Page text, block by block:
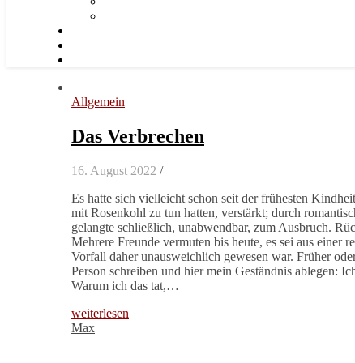
Allgemein
Das Verbrechen
16. August 2022 /
Es hatte sich vielleicht schon seit der frühesten
mit Rosenkohl zu tun hatten, verstärkt; durch
gelangte schließlich, unabwendbar, zum Ausbruch.
Mehrere Freunde vermuten bis heute, es sei aus einer
Vorfall daher unausweichlich gewesen war. Früher
Person schreiben und hier mein Geständnis ablegen:
Warum ich das tat,…
weiterlesen
Max